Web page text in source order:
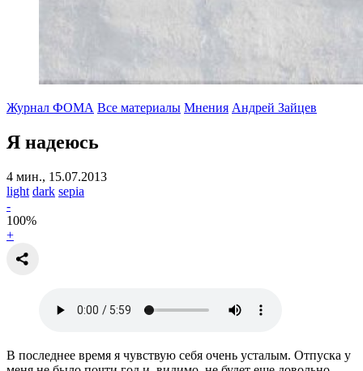
Журнал ФОМА Все материалы Мнения Андрей Зайцев
Я надеюсь
4 мин., 15.07.2013
light dark sepia
-
100%
+
В последнее время я чувствую себя очень усталым. Отпуска у